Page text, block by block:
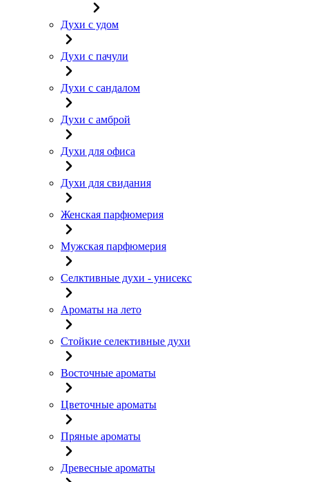
Духи с удом
Духи с пачули
Духи с сандалом
Духи с амброй
Духи для офиса
Духи для свидания
Женская парфюмерия
Мужская парфюмерия
Селктивные духи - унисекс
Ароматы на лето
Стойкие селективные духи
Восточные ароматы
Цветочные ароматы
Пряные ароматы
Древесные ароматы